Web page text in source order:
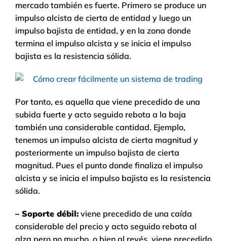
mercado también es fuerte. Primero se produce un
impulso alcista de cierta de entidad y luego un
impulso bajista de entidad, y en la zona donde
termina el impulso alcista y se inicia el impulso
bajista es la resistencia sólida.
Por tanto, es aquella que viene precedido de una
subida fuerte y acto seguido rebota a la baja
también una considerable cantidad. Ejemplo,
tenemos un impulso alcista de cierta magnitud y
posteriormente un impulso bajista de cierta
magnitud. Pues el punto donde finaliza el impulso
alcista y se inicia el impulso bajista es la resistencia
sólida.
– Soporte débil: viene precedido de una caída
considerable del precio y acto seguido rebota al